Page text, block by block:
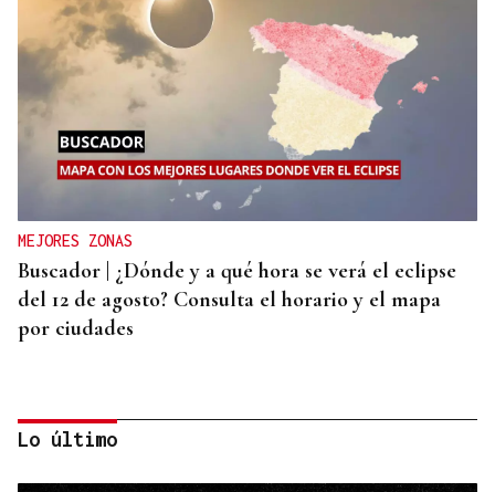
MEJORES ZONAS
Buscador | ¿Dónde y a qué hora se verá el eclipse
del 12 de agosto? Consulta el horario y el mapa
por ciudades
Lo último